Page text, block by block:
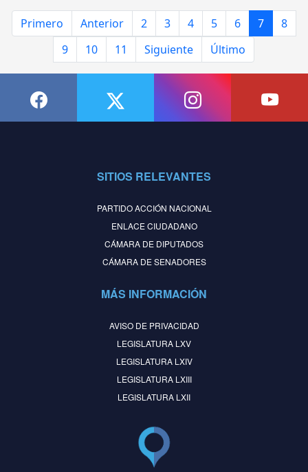
Primero Anterior 2 3 4 5 6 7
8
9
10 11 Siguiente Último
SITIOS RELEVANTES
PARTIDO ACCIÓN NACIONAL
ENLACE CIUDADANO
CÁMARA DE DIPUTADOS
CÁMARA DE SENADORES
MÁS INFORMACIÓN
AVISO DE PRIVACIDAD
LEGISLATURA LXV
LEGISLATURA LXIV
LEGISLATURA LXIII
LEGISLATURA LXII